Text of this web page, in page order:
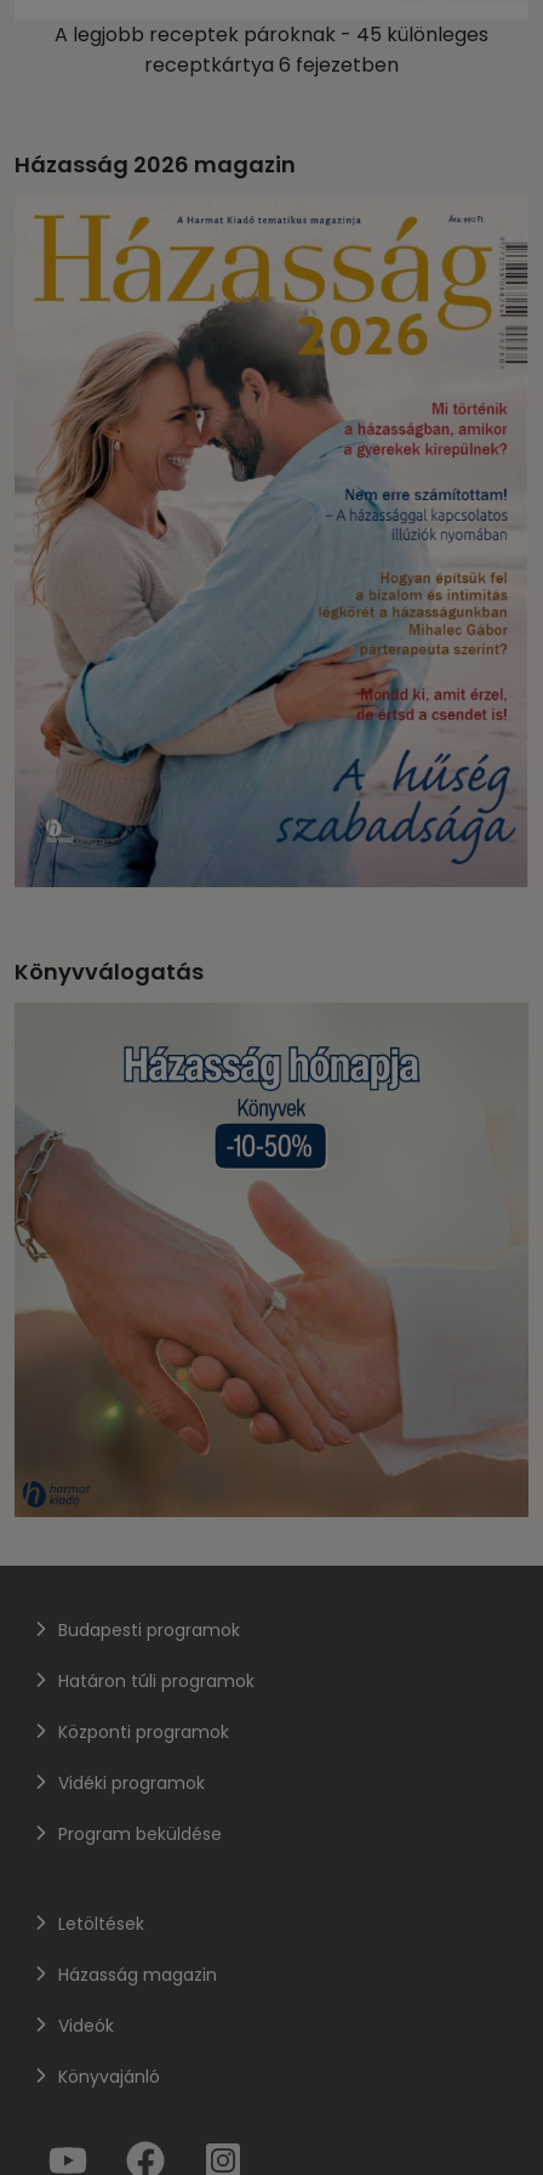
A legjobb receptek pároknak - 45 különleges
receptkártya 6 fejezetben
Házasság 2026 magazin
Könyvválogatás
Budapesti programok
Határon túli programok
Központi programok
Vidéki programok
Program beküldése
Letöltések
Házasság magazin
Videók
Könyvajánló